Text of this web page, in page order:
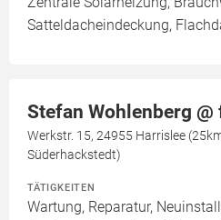
Satteldacheindeckung,
Stefan Wohlenberg
Werkstr. 15, 24955 Harrislee
Süderhackstedt)
TÄTIGKEITEN
Wartung, Reparatur,